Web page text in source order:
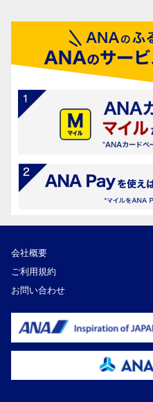
会社概要
ご利用規約
お問い合わせ